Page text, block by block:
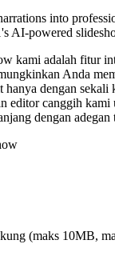
into
AI-powered
kami adalah fitur
Anda
hanya dengan
editor canggih
dengan adegan
(maks 10MB,